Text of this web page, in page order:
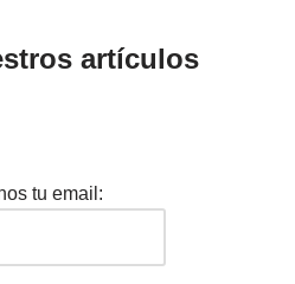
artículos
tu email: